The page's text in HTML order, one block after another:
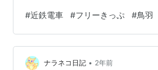
するのではなく、民俗学的な色合い
象だった。私ははとてもおもしろ
館料は大人８００円で学生（大学
展示棟がＡ棟、Ｂ棟とあり、それに
#近鉄電車 #フリーきっぷ #鳥羽
ナラネコ日記 • 2年前